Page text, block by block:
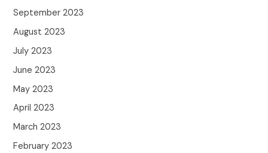
September 2023
August 2023
July 2023
June 2023
May 2023
April 2023
March 2023
February 2023